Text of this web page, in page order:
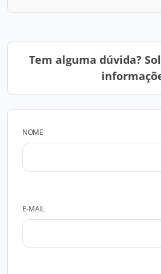
Tem alguma dúvida?
NOME
E-MAIL